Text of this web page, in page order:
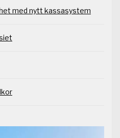
med nytt kassasystem